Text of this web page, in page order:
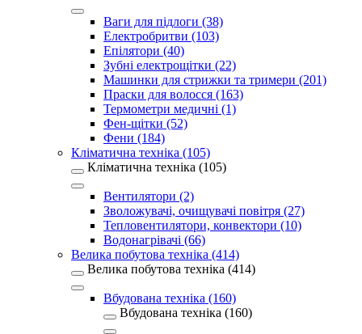
Ваги для підлоги (38)
Електробритви (103)
Епілятори (40)
Зубні електрощітки (22)
Машинки для стрижки та тримери (201)
Праски для волосся (163)
Термометри медичні (1)
Фен-щітки (52)
Фени (184)
Кліматична техніка (105)
Кліматична техніка (105)
Вентилятори (2)
Зволожувачі, очищувачі повітря (27)
Тепловентилятори, конвектори (10)
Водонагрівачі (66)
Велика побутова техніка (414)
Велика побутова техніка (414)
Вбудована техніка (160)
Вбудована техніка (160)